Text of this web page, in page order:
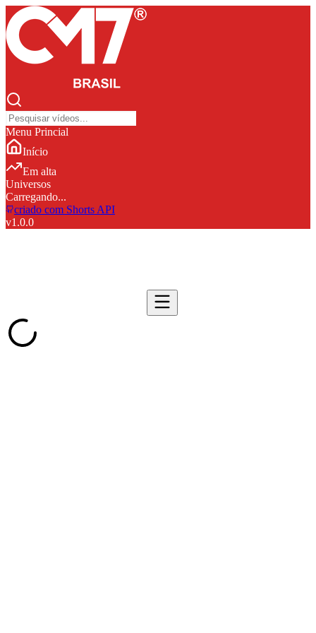
Menu Princial
Início
Em alta
Universos
Carregando...
criado com Shorts API
v1.0.0